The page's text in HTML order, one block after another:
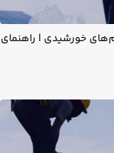
خورشیدی | راهنمای